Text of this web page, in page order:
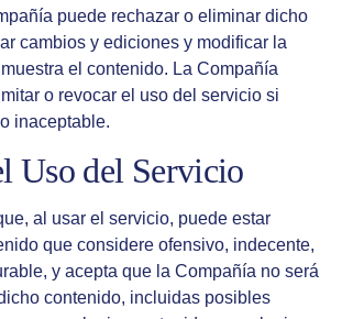
puede rechazar o eliminar dicho
cambios y ediciones y modificar la
el contenido. La Compañía
o revocar el uso del servicio si
inaceptable.
Uso del Servicio
al usar el servicio, puede estar
que considere ofensivo, indecente,
y acepta que la Compañía no será
contenido, incluidas posibles